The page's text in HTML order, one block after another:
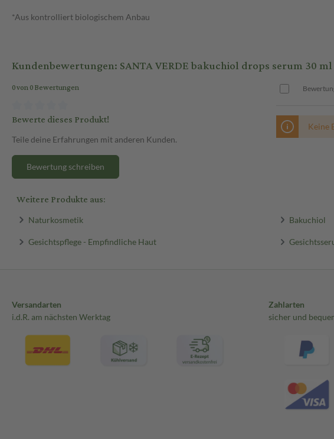
*Aus kontrolliert biologischem Anbau
Kundenbewertungen: SANTA VERDE bakuchiol drops serum 30
0 von 0 Bewertungen
Bewerte dieses Produkt!
Teile deine Erfahrungen mit anderen Kunden.
Bewertung schreiben
Keine
Weitere Produkte aus:
Naturkosmetik Bakuchiol
Gesichtspflege - Empfindliche Haut
Versandarten
i.d.R. am nächsten Werktag
Zahlarten
sicher und